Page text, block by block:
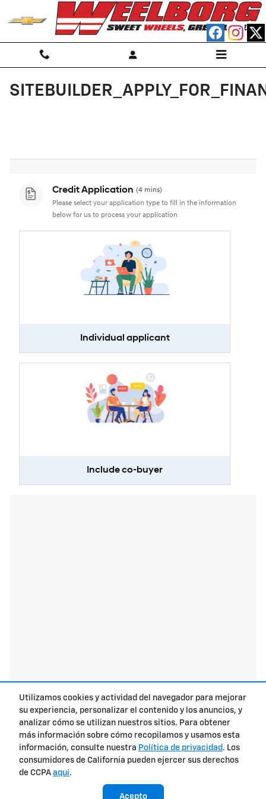
Utilizamos cookies y actividad del navegador para mejorar
su experiencia, personalizar el contenido y los anuncios, y
analizar cómo se utilizan nuestros sitios. Para obtener
más información sobre cómo recopilamos y usamos esta
información, consulte nuestra Política de privacidad . Los
consumidores de California pueden ejercer sus derechos
de CCPA aquí.
Acepto
Saltar al contenido principal
Privacidad